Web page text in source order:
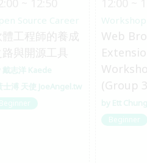
Source Career
體工程師的養成
路與開源工具
戴志洋 Kaede
士溥 天使 JoeAngel.tw
Beginner
Workshop
Web
(Group
Ett Chung
Beginner